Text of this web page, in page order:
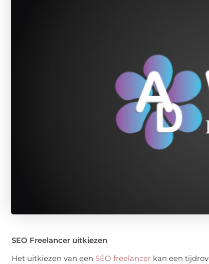
SEO Freelancer uitkiezen
Het uitkiezen van een SEO freelancer kan een